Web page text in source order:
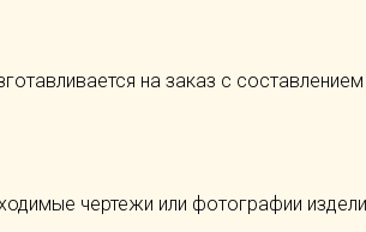
на заказ с
чертежи или фотографии